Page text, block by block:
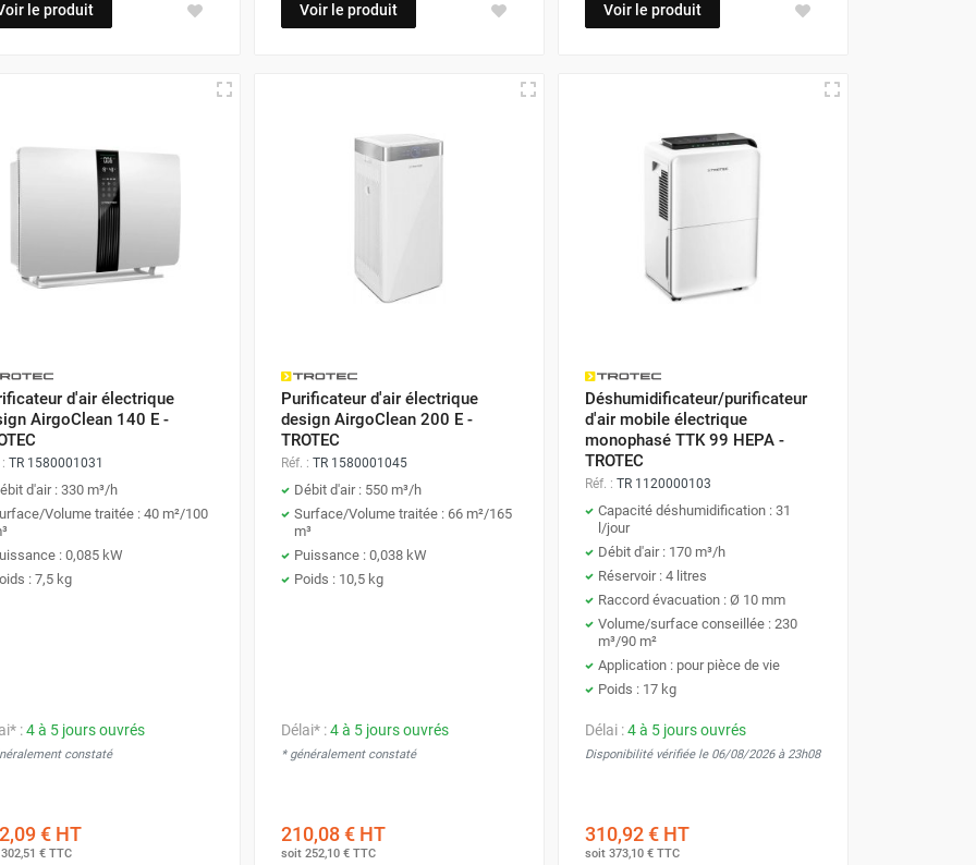
le produit Voir le produit Voir le produit
d'air électrique
AirgoClean 140 E -
TR 1580001031
d'air : 330 m³/h
Volume traitée : 40 m²/100
: 0,085 kW
: 7,5 kg
:4 à 5 jours ouvrés
constaté
€ HT
302,51 € TTC
Purificateur d'air électrique
design AirgoClean 200 E -
TROTEC
Réf. : TR 1580001045
Débit d'air : 550 m³/h
Surface/Volume traitée : 66 m²/165
m³
Puissance : 0,038 kW
Poids : 10,5 kg
Délai* :4 à 5 jours ouvrés
* généralement constaté
210,08 €HT
soit 252,10 €TTC
Déshumidificateur/purificateur
d'air mobile électrique
monophasé TTK 99 HEPA -
TROTEC
Réf. : TR 1120000103
Capacité déshumidification : 31
l/jour
Débit d'air : 170 m³/h
Réservoir : 4 litres
Raccord évacuation : Ø 10 mm
Volume/surface conseillée : 230
m³/90 m²
Application : pour pièce de vie
Poids : 17 kg
Délai :4 à 5 jours ouvrés
Disponibilité vérifiée le 06/08/2026 à 23h08
310,92 €HT
soit 373,10 €TTC